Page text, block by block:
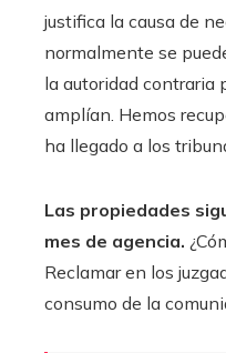
justifica la causa de
normalmente se
la autoridad contraria
amplían. Hemos
ha llegado a los
Las propiedades
mes de agencia.
Reclamar en los
consumo de la